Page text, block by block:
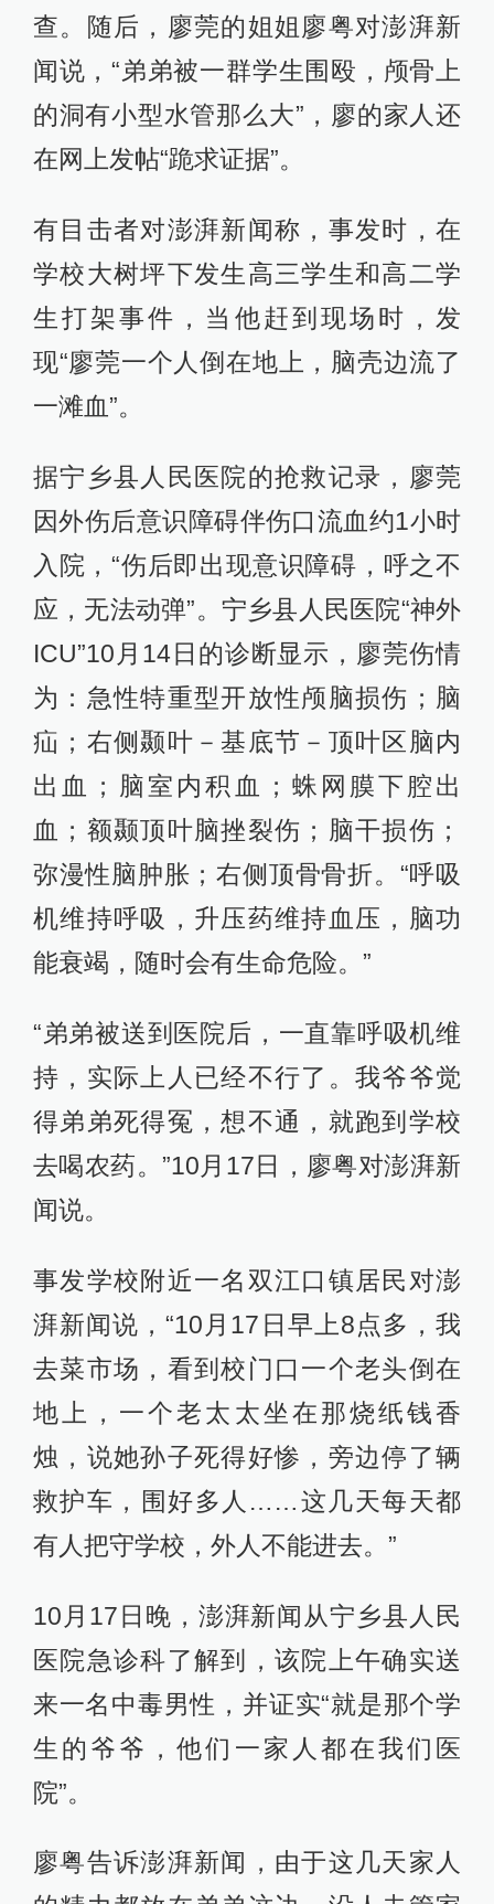
查。随后，廖莞的姐姐廖粤对澎湃新
闻说，“弟弟被一群学生围殴，颅骨上
的洞有小型水管那么大”，廖的家人还
在网上发帖“跪求证据”。
有目击者对澎湃新闻称，事发时，在
学校大树坪下发生高三学生和高二学
生打架事件，当他赶到现场时，发
现“廖莞一个人倒在地上，脑壳边流了
一滩血”。
据宁乡县人民医院的抢救记录，廖莞
因外伤后意识障碍伴伤口流血约1小时
入院，“伤后即出现意识障碍，呼之不
应，无法动弹”。宁乡县人民医院“神外
ICU”10月14日的诊断显示，廖莞伤情
为：急性特重型开放性颅脑损伤；脑
疝；右侧颞叶－基底节－顶叶区脑内
出血；脑室内积血；蛛网膜下腔出
血；额颞顶叶脑挫裂伤；脑干损伤；
弥漫性脑肿胀；右侧顶骨骨折。“呼吸
机维持呼吸，升压药维持血压，脑功
能衰竭，随时会有生命危险。”
“弟弟被送到医院后，一直靠呼吸机维
持，实际上人已经不行了。我爷爷觉
得弟弟死得冤，想不通，就跑到学校
去喝农药。”10月17日，廖粤对澎湃新
闻说。
事发学校附近一名双江口镇居民对澎
湃新闻说，“10月17日早上8点多，我
去菜市场，看到校门口一个老头倒在
地上，一个老太太坐在那烧纸钱香
烛，说她孙子死得好惨，旁边停了辆
救护车，围好多人……这几天每天都
有人把守学校，外人不能进去。”
10月17日晚，澎湃新闻从宁乡县人民
医院急诊科了解到，该院上午确实送
来一名中毒男性，并证实“就是那个学
生的爷爷，他们一家人都在我们医
院”。
廖粤告诉澎湃新闻，由于这几天家人